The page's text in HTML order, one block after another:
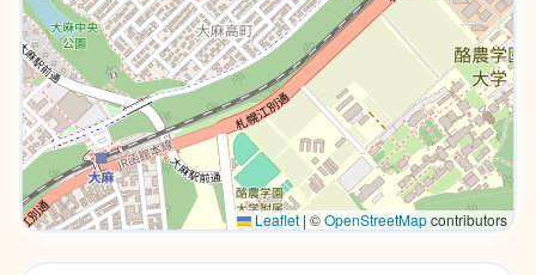
Leaflet | ©OpenStreetMapcontributors